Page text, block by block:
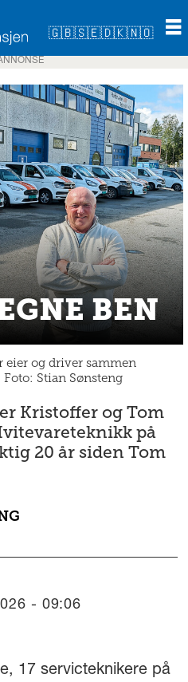
🇬🇧🇸🇪🇩🇰🇳🇴
BEN
eier og driver sammen
Stian Sønsteng
Kristoffer og Tom
på
20 år siden Tom
- 09:06
17 servicteknikere på